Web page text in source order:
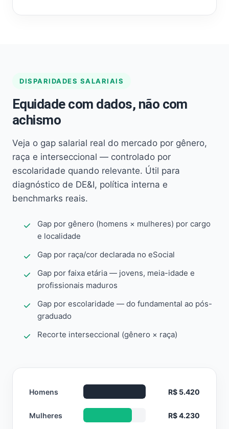
DISPARIDADES SALARIAIS
Equidade com dados, não com
achismo
Veja o gap salarial real do mercado por gênero,
raça e interseccional — controlado por
escolaridade quando relevante. Útil para
diagnóstico de DE&I, política interna e
benchmarks reais.
Gap por gênero (homens × mulheres) por cargo
e localidade
Gap por raça/cor declarada no eSocial
Gap por faixa etária — jovens, meia-idade e
profissionais maduros
Gap por escolaridade — do fundamental ao pós-
graduado
Recorte interseccional (gênero × raça)
Homens R$ 5.420
Mulheres R$ 4.230